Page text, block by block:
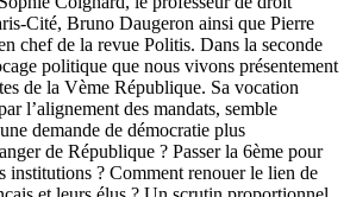
Cité, Bruno Daugeron ainsi que Pierre
chef de la revue Politis. Dans la seconde
politique que nous vivons présentement
de la Vème République. Sa vocation
l’alignement des mandats, semble
demande de démocratie plus
de République ? Passer la 6ème pour
institutions ? Comment renouer le lien de